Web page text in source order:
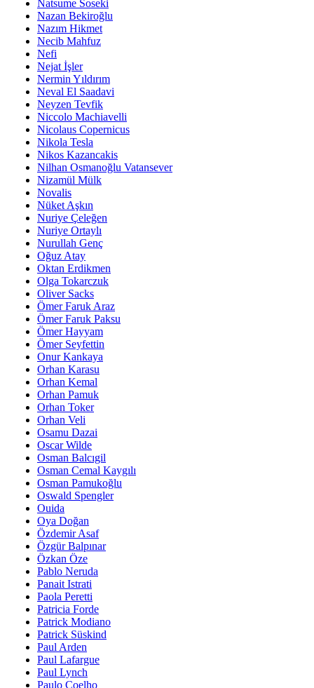
Natsume Soseki
Nazan Bekiroğlu
Nazım Hikmet
Necib Mahfuz
Nefi
Nejat İşler
Nermin Yıldırım
Neval El Saadavi
Neyzen Tevfik
Niccolo Machiavelli
Nicolaus Copernicus
Nikola Tesla
Nikos Kazancakis
Nilhan Osmanoğlu Vatansever
Nizamül Mülk
Novalis
Nüket Aşkın
Nuriye Çeleğen
Nuriye Ortaylı
Nurullah Genç
Oğuz Atay
Oktan Erdikmen
Olga Tokarczuk
Oliver Sacks
Ömer Faruk Araz
Ömer Faruk Paksu
Ömer Hayyam
Ömer Seyfettin
Onur Kankaya
Orhan Karasu
Orhan Kemal
Orhan Pamuk
Orhan Toker
Orhan Veli
Osamu Dazai
Oscar Wilde
Osman Balcıgil
Osman Cemal Kaygılı
Osman Pamukoğlu
Oswald Spengler
Ouida
Oya Doğan
Özdemir Asaf
Özgür Balpınar
Özkan Öze
Pablo Neruda
Panait Istrati
Paola Peretti
Patricia Forde
Patrick Modiano
Patrick Süskind
Paul Arden
Paul Lafargue
Paul Lynch
Paulo Coelho